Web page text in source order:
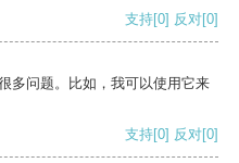
支持[0] 反对[0]
多问题。比如，我可以使用它来
支持[0] 反对[0]